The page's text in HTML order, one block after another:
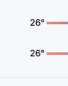
26°
26°